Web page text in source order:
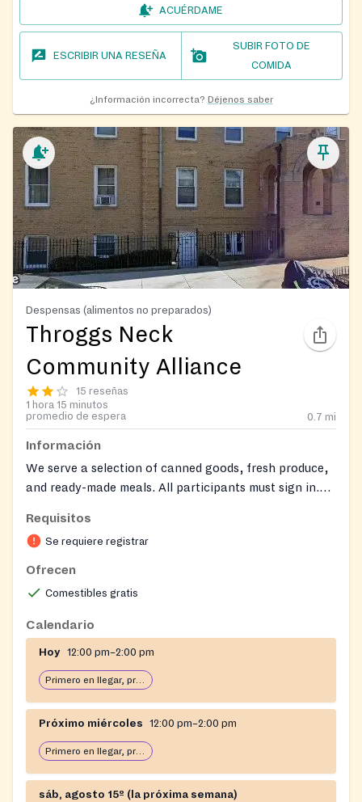
ACUÉRDAME
ESCRIBIR UNA RESEÑA
SUBIR FOTO DE
COMIDA
¿Información incorrecta? Déjenos saber
Despensas (alimentos no preparados)
Throggs Neck
Community Alliance
15 reseñas
1 hora 15 minutos
promedio de espera
0.7 mi
Información
We serve a selection of canned goods, fresh produce,
and ready-made meals. All participants must sign in.
Corner of Edison and Bruckner Blvd.
Requisitos
Se requiere registrar
Ofrecen
Comestibles gratis
Calendario
Hoy 12:00 pm–2:00 pm
Primero en llegar, primero en servir: abierto hasta que se acabe la comida
Próximo miércoles 12:00 pm–2:00 pm
Primero en llegar, primero en servir: abierto hasta que se acabe la comida
sáb, agosto 15º (la próxima semana)